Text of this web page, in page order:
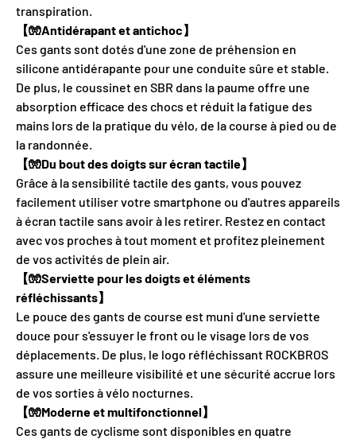
transpiration.
【🧤Antidérapant et antichoc】
Ces gants sont dotés d'une zone de préhension en
silicone antidérapante pour une conduite sûre et stable.
De plus, le coussinet en SBR dans la paume offre une
absorption efficace des chocs et réduit la fatigue des
mains lors de la pratique du vélo, de la course à pied ou de
la randonnée.
【🧤Du bout des doigts sur écran tactile】
Grâce à la sensibilité tactile des gants, vous pouvez
facilement utiliser votre smartphone ou d'autres appareils
à écran tactile sans avoir à les retirer. Restez en contact
avec vos proches à tout moment et profitez pleinement
de vos activités de plein air.
【🧤Serviette pour les doigts et éléments
réfléchissants】
Le pouce des gants de course est muni d'une serviette
douce pour s'essuyer le front ou le visage lors de vos
déplacements. De plus, le logo réfléchissant ROCKBROS
assure une meilleure visibilité et une sécurité accrue lors
de vos sorties à vélo nocturnes.
【🧤Moderne et multifonctionnel】
Ces gants de cyclisme sont disponibles en quatre